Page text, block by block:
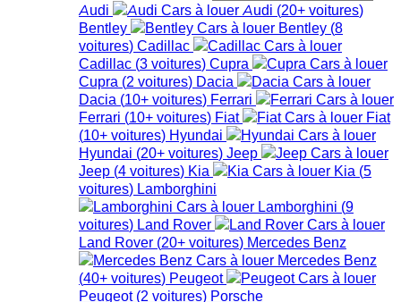
Audi Audi (20+ voitures)
Bentley
Bentley (8
voitures) Cadillac
Cadillac (3 voitures) Cupra
Cupra (2 voitures) Dacia
Dacia (10+ voitures) Ferrari
Ferrari (10+ voitures) Fiat
Fiat
(10+ voitures) Hyundai
Hyundai (20+ voitures) Jeep
Jeep (4 voitures) Kia Kia (5
voitures) Lamborghini
Lamborghini (9
voitures) Land Rover
Land Rover (20+ voitures) Mercedes Benz
Mercedes Benz
(40+ voitures) Peugeot
Peugeot (2 voitures) Porsche